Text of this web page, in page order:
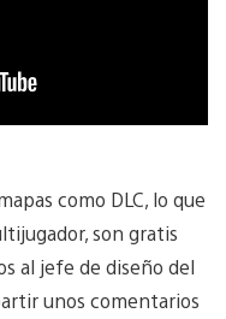
como DLC, lo que
son gratis
al jefe de diseño del
unos comentarios